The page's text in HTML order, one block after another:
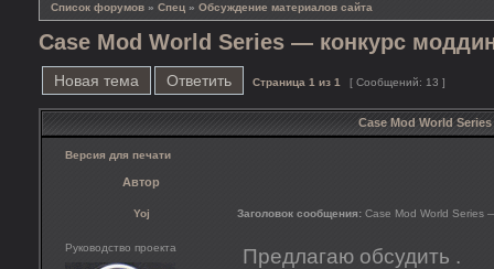
Список форумов » Спец » Обсуждение материалов сайта
Case Mod World Series — конкурс
Новая тема Ответить Страница 1 из 1 [ Сообщений: 13 ]
Case Mod World
Версия для печати
Автор
Yoj Заголовок сообщения: Case Mod World Series
Руководство проекта Предлагаю обсудить .